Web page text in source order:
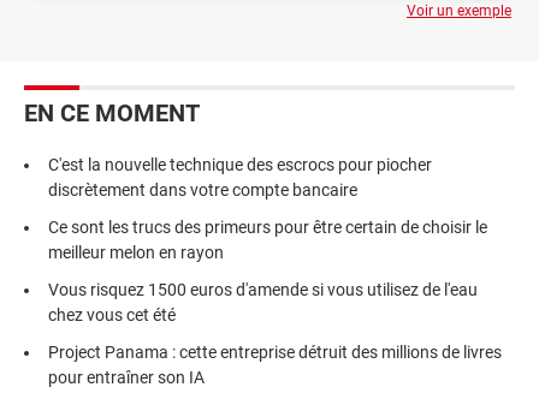
Voir un exemple
EN CE MOMENT
C'est la nouvelle technique des escrocs pour piocher
discrètement dans votre compte bancaire
Ce sont les trucs des primeurs pour être certain de choisir le
meilleur melon en rayon
Vous risquez 1500 euros d'amende si vous utilisez de l'eau
chez vous cet été
Project Panama : cette entreprise détruit des millions de livres
pour entraîner son IA